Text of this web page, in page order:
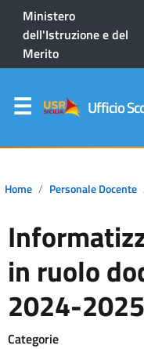
Ministero
dell'Istruzione e del
Merito
Ufficio
Home Personale Docente
in ruolo
2024-2025
Categorie